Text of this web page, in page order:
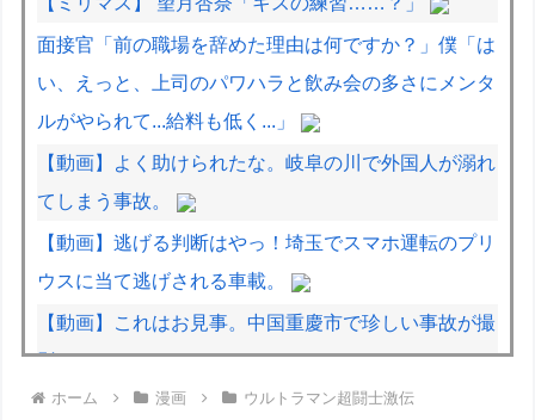
面接官「前の職場を辞めた理由は何ですか？」僕「は
い、えっと、上司のパワハラと飲み会の多さにメンタ
ルがやられて...給料も低く...」
【動画】よく助けられたな。岐阜の川で外国人が溺れ
てしまう事故。
【動画】逃げる判断はやっ！埼玉でスマホ運転のプリ
ウスに当て逃げされる車載。
【動画】これはお見事。中国重慶市で珍しい事故が撮
影される。
【動画】タイのティパンコーン王子が日本人女性とデ
ホーム 漫画 ウルトラマン超闘士激伝